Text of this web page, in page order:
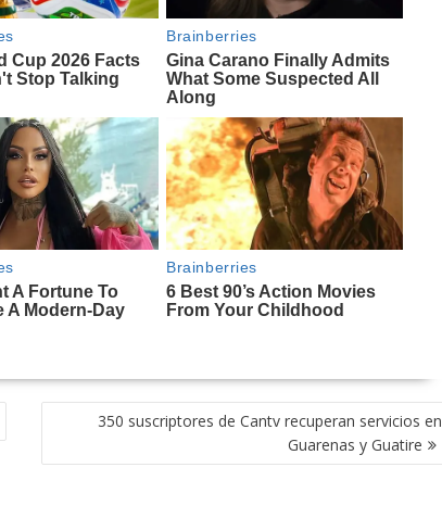
350 suscriptores de Cantv recuperan servicios en
Guarenas y Guatire